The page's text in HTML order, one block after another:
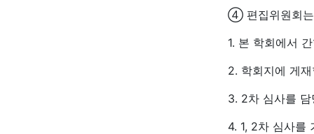
④ 편집위원회는
1. 본 학회에서
2. 학회지에 게
3. 2차 심사를
4. 1, 2차 심사를